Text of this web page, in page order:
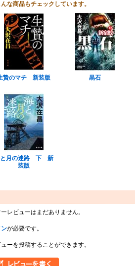
な商品もチェックしています。
贄のマチ 新装版 黒石
と月の迷路 下 新
装版
レビューはまだありません。
ンが必要です。
ーを投稿することができます。